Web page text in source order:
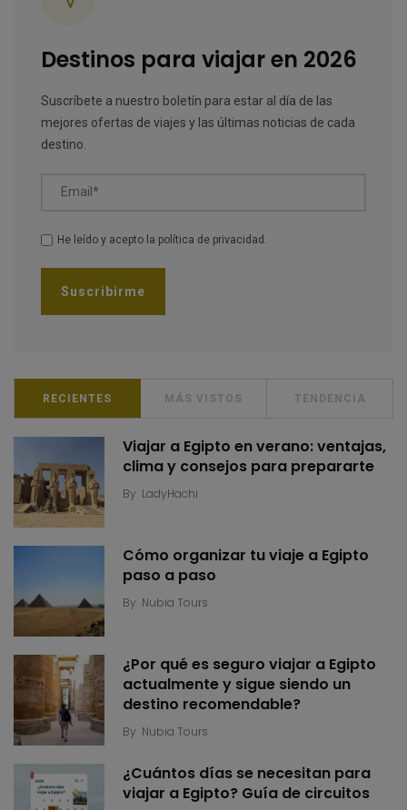
Destinos para viajar en 2026
Suscríbete a nuestro boletín para estar al día de las
mejores ofertas de viajes y las últimas noticias de cada
destino.
Email*
He leído y acepto la política de privacidad .
RECIENTES MÁS VISTOS TENDENCIA
Viajar a Egipto en verano: ventajas,
clima y consejos para prepararte
By LadyHachi
Cómo organizar tu viaje a Egipto
paso a paso
By Nubia Tours
¿Por qué es seguro viajar a Egipto
actualmente y sigue siendo un
destino recomendable?
By Nubia Tours
¿Cuántos días se necesitan para
viajar a Egipto? Guía de circuitos